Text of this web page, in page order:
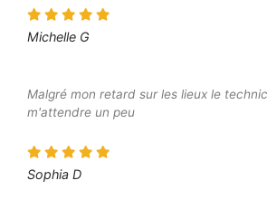
Michelle G
Malgré mon retard sur les lieux le
m'attendre un peu
Sophia D